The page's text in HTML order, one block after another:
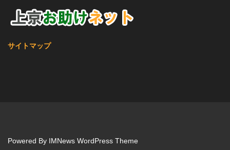
サイトマップ
Powered By IMNews WordPress Theme